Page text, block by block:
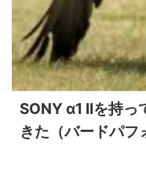
SONY α1 IIを持っ
きた（バードパフ